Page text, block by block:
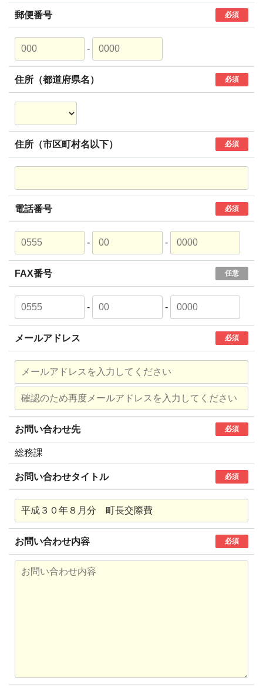
郵便番号 必須
-
住所（都道府県名） 必須
住所（市区町村名以下） 必須
電話番号 必須
- -
FAX番号 任意
- -
メールアドレス 必須
お問い合わせ先 必須
総務課
お問い合わせタイトル 必須
お問い合わせ内容 必須